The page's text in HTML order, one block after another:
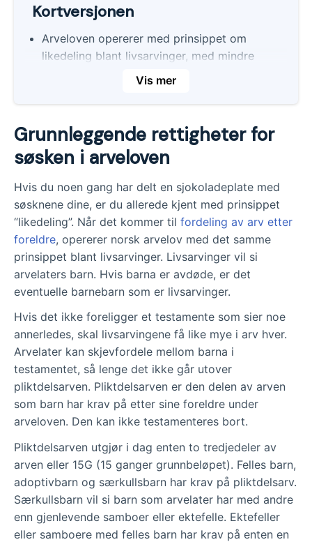
Kortversjonen
Arveloven opererer med prinsippet om
likedeling blant livsarvinger, med mindre
det foreligger et testamente som sier noe
barna har krav på, og den kan ikke
testamenteres bort. Pliktdelsarven utgjør
enten to tredjedeler av arven eller 15
ganger grunnbeløpet.
Arv mellom søsken er ikke beskyttet av
loven, og den avdøde kan testamentere
deler av formuen sin til andre. Ved
uenighet og konflikter kan juridisk
rådgivning og samtaler med arvingene
være nødvendig for å finne en rettferdig
løsning.
Vis mer
Grunnleggende rettigheter for
søsken i arveloven
Hvis du noen gang har delt en sjokoladeplate med
søsknene dine, er du allerede kjent med prinsippet
“likedeling”. Når det kommer til fordeling av arv etter
foreldre, opererer norsk arvelov med det samme
prinsippet blant livsarvinger. Livsarvinger vil si
arvelaters barn. Hvis barna er avdøde, er det
eventuelle barnebarn som er livsarvinger.
Hvis det ikke foreligger et testamente som sier noe
annerledes, skal livsarvingene få like mye i arv hver.
Arvelater kan skjevfordele mellom barna i
testamentet, så lenge det ikke går utover
pliktdelsarven. Pliktdelsarven er den delen av arven
som barn har krav på etter sine foreldre under
arveloven. Den kan ikke testamenteres bort.
Pliktdelsarven utgjør i dag enten to tredjedeler av
arven eller 15G (15 ganger grunnbeløpet). Felles barn,
adoptivbarn og særkullsbarn har krav på pliktdelsarv.
Særkullsbarn vil si barn som arvelater har med andre
enn gjenlevende samboer eller ektefelle. Ektefeller
eller samboere med felles barn har krav på enten en